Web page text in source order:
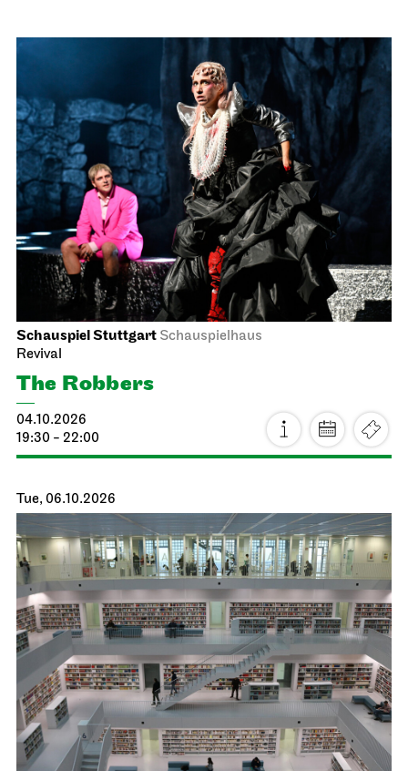
Schauspiel Stuttgart Schauspielhaus
Revival
The Robbers
04.10.2026
19:30 - 22:00
Tue, 06.10.2026